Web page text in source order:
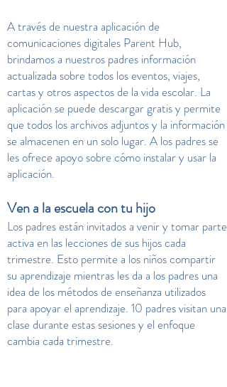
A través de nuestra aplicación de
comunicaciones digitales Parent Hub,
brindamos a nuestros padres información
actualizada sobre todos los eventos, viajes,
cartas y otros aspectos de la vida escolar. La
aplicación se puede descargar gratis y permite
que todos los archivos adjuntos y la información
se almacenen en un solo lugar. A los padres se
les ofrece apoyo sobre cómo instalar y usar la
aplicación.
Ven a la escuela con tu hijo
Los padres están invitados a venir y tomar parte
activa en las lecciones de sus hijos cada
trimestre. Esto permite a los niños compartir
su aprendizaje mientras les da a los padres una
idea de los métodos de enseñanza utilizados
para apoyar el aprendizaje. 10 padres visitan una
clase durante estas sesiones y el enfoque
cambia cada trimestre.